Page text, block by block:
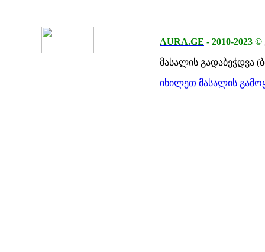
AURA.GE - 2010-2023 ©
მასალის გადაბეჭდვა
იხილეთ მასალის